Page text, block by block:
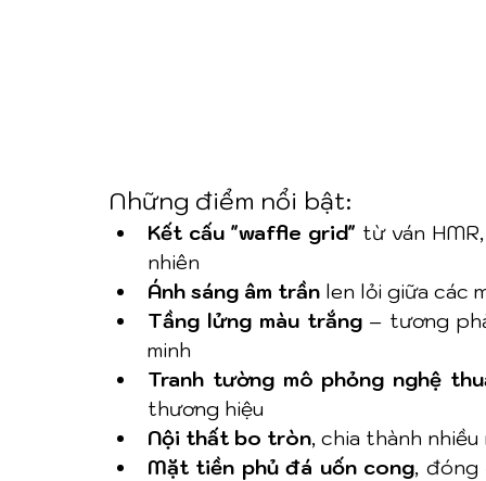
Những điểm nổi bật:
Kết cấu "waffle grid" từ ván
nhiên
Ánh sáng âm trần len lỏi giữa các
Tầng lửng màu trắng – tương
minh
Tranh tường mô phỏng nghệ
thương hiệu
Nội thất bo tròn, chia thành
Mặt tiền phủ đá uốn cong, đóng